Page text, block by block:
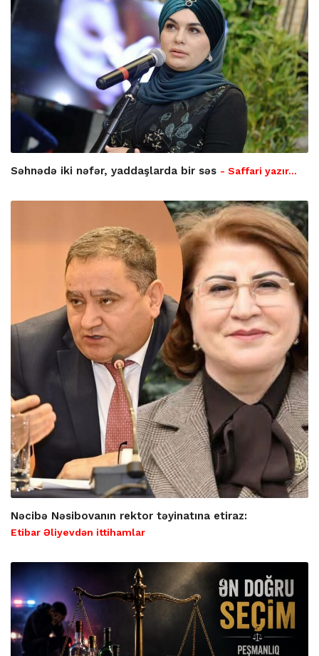
Səhnədə iki nəfər, yaddaşlarda bir səs - Saffari yazır…
Nəcibə Nəsibovanın rektor təyinatına etiraz:
Etibar Əliyevdən ittihamlar